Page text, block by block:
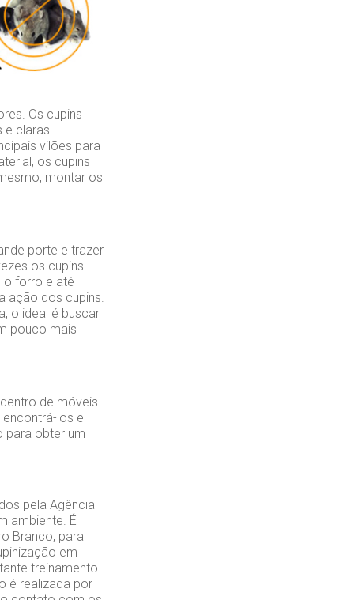
Os cupins
e claras.
vilões para
os cupins
montar os
porte e trazer
os cupins
o forro e até
ação dos cupins.
o ideal é buscar
pouco mais
de móveis
los e
para obter um
pela Agência
ambiente. É
Branco, para
em
treinamento
é realizada por